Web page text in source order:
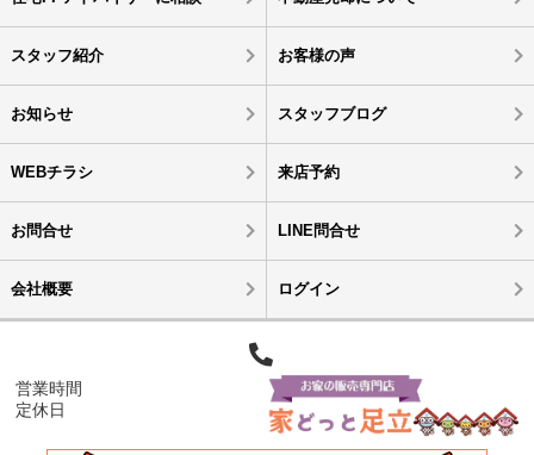
スタッフ紹介 お客様の声
お知らせ スタッフブログ
WEBチラシ 来店予約
お問合せ LINE問合せ
会社概要 ログイン
営業時間
定休日